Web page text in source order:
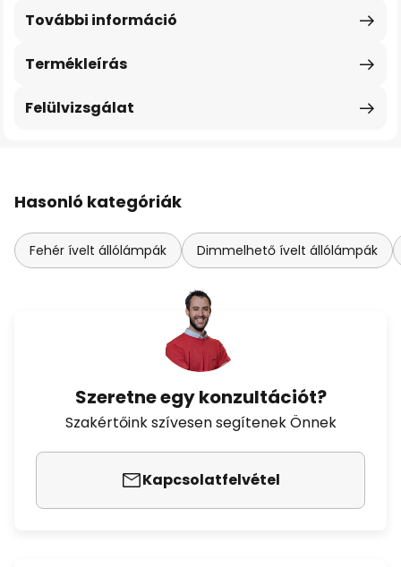
Termékleírás
További információ
Felülvizsgálat
Hasonló kategóriák
Fehér ívelt állólámpák Dimmelhető ívelt állólámpák
Szeretne egy konzultációt?
Szakértőink szívesen segítenek Önnek
Kapcsolatfelvétel